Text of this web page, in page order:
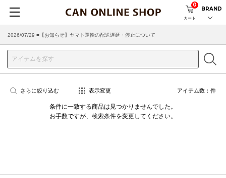
カート
0
BRAND
2026/07/29 ■【お知らせ】ヤマト運輸の配送遅延・停止について
さらに絞り込む 表示変更 アイテム数： 件
条件に一致する商品は見つかりませんでした。
お手数ですが、検索条件を変更してください。